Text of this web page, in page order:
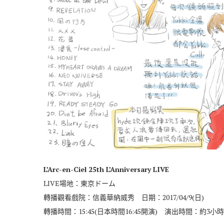
L’Arc-en-Ciel 25th L’Anniversary LIVE
LIVE場地：東京ドーム
轉播觀看戲院：信義華納威秀 日期：2017/04/9(日)
轉播時間：15:45(日本時間16:45開演) 演出時間：約3小